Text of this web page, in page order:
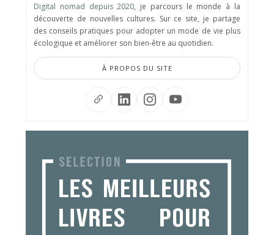
Digital nomad depuis 2020, je parcours le monde à la
découverte de nouvelles cultures. Sur ce site, je partage
des conseils pratiques pour adopter un mode de vie plus
écologique et améliorer son bien-être au quotidien.
À PROPOS DU SITE